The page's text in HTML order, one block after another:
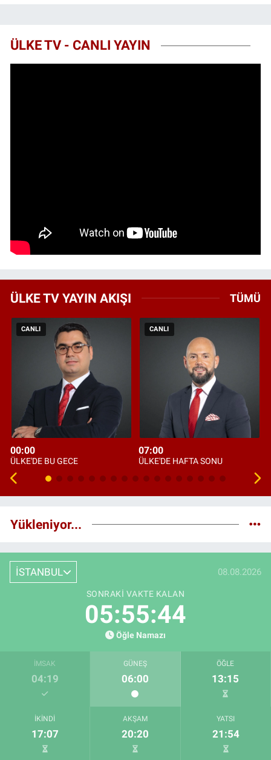
ÜLKE TV - CANLI YAYIN
ÜLKE TV YAYIN AKIŞI TÜMÜ
CANLI
00:00
ÜLKE'DE BU GECE
CANLI
07:00
ÜLKE'DE HAFTA SONU
Yükleniyor...
İSTANBUL 08.08.2026
SONRAKI VAKTE KALAN
05:55:43
Öğle Namazı
İMSAK
04:19
GÜNEŞ
06:00
ÖĞLE
13:15
İKINDI
17:07
AKŞAM
20:20
YATSI
21:54